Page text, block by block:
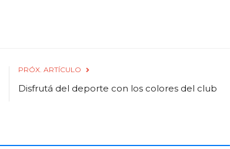
PRÓX. ARTÍCULO
Disfrutá del deporte con los colores del club